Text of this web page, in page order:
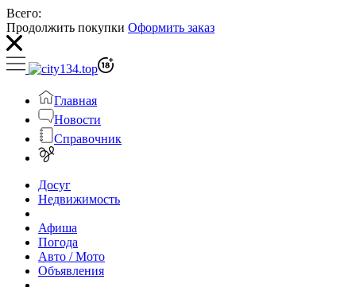
Всего:
Продолжить покупки Оформить заказ
Главная
Новости
Справочник
Досуг
Недвижимость
Афиша
Погода
Авто / Мото
Объявления